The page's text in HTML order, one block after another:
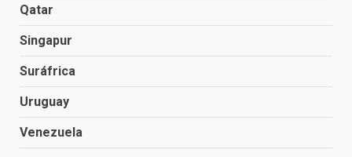
Qatar
Singapur
Suráfrica
Uruguay
Venezuela